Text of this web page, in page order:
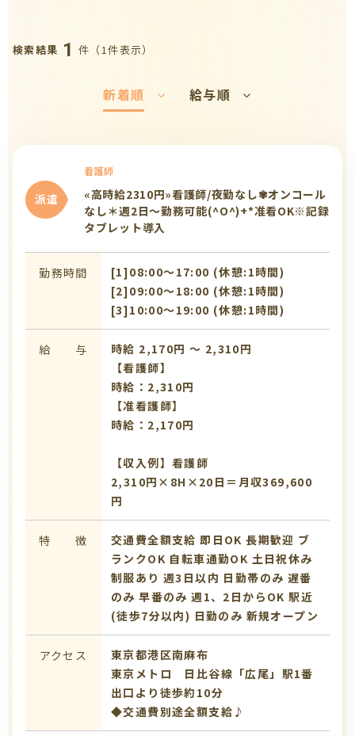
検索結果 1 件（1件表示）
新着順 給与順
派遣
看護師
«高時給2310円»看護師/夜勤なし✾オンコール
なし＊週2日～勤務可能(^O^)+*准看OK※記録
タブレット導入
勤務時間
[1]08:00〜17:00 (休憩:1時間)
[2]09:00〜18:00 (休憩:1時間)
[3]10:00〜19:00 (休憩:1時間)
給 与
時給 2,170円 〜 2,310円
【看護師】
時給：2,310円
【准看護師】
時給：2,170円
【収入例】看護師
2,310円×8H×20日＝月収369,600
円
特 徴 交通費全額支給 即日OK 長期歓迎 ブ
ランクOK 自転車通勤OK 土日祝休み
制服あり 週3日以内 日勤帯のみ 遅番
のみ 早番のみ 週1、2日からOK 駅近
(徒歩7分以内) 日勤のみ 新規オープン
アクセス
東京都港区南麻布
東京メトロ 日比谷線「広尾」駅1番
出口より徒歩約10分
◆交通費別途全額支給♪